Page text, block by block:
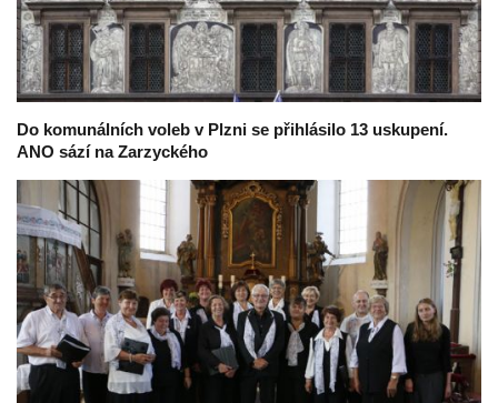
Do komunálních voleb v Plzni se přihlásilo 13 uskupení.
ANO sází na Zarzyckého